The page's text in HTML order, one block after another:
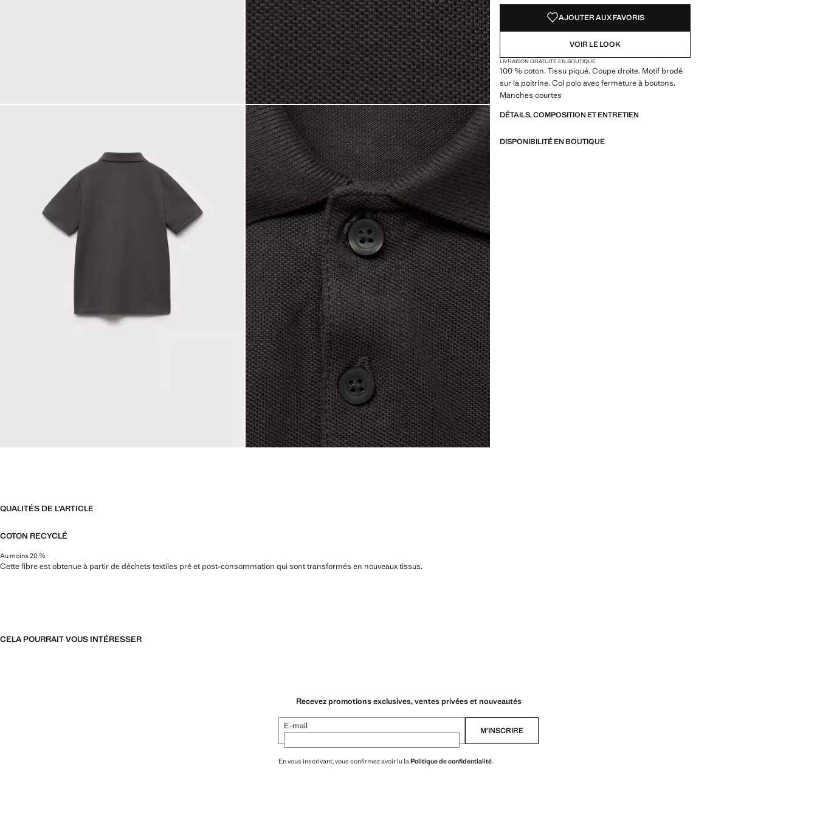
AJOUTER AUX FAVORIS
VOIR LE LOOK
LIVRAISON GRATUITE EN BOUTIQUE
100 % coton. Tissu piqué. Coupe droite. Motif brodé
sur la poitrine. Col polo avec fermeture à boutons.
Manches courtes
DÉTAILS, COMPOSITION ET ENTRETIEN
DISPONIBILITÉ EN BOUTIQUE
QUALITÉS DE L'ARTICLE
COTON RECYCLÉ
Au moins 20 %
Cette fibre est obtenue à partir de déchets textiles pré et post-consommation qui sont transformés en nouveaux tissus.
CELA POURRAIT VOUS INTÉRESSER
Recevez promotions exclusives, ventes privées et nouveautés
E-mail M’INSCRIRE
En vous inscrivant, vous confirmez avoir lu laPolitique de confidentialité.